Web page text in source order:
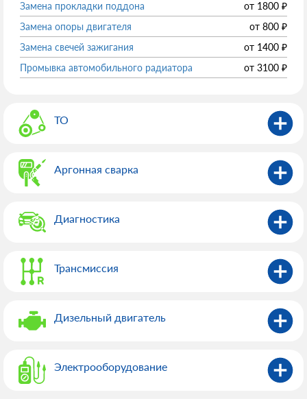
Замена прокладки поддона от 1800 ₽
Замена опоры двигателя
от 800 ₽
Замена свечей зажигания
от 1400 ₽
Промывка автомобильного радиатора
от 3100 ₽
ТО
Аргонная сварка
Диагностика
Трансмиссия
Дизельный двигатель
Электрооборудованиe